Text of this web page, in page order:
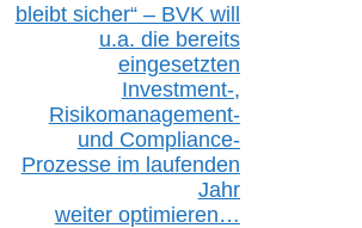
bleibt sicher“ – BVK will
u.a. die bereits
eingesetzten
Investment-,
Risikomanagement-
und Compliance-
Prozesse im laufenden
Jahr
weiter optimieren…